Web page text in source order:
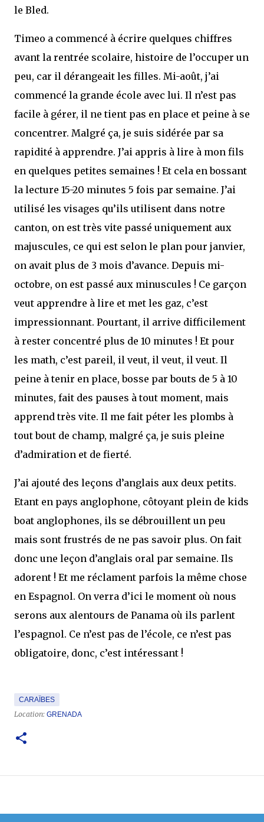
le Bled.
Timeo a commencé à écrire quelques chiffres
avant la rentrée scolaire, histoire de l’occuper un
peu, car il dérangeait les filles. Mi-août, j’ai
commencé la grande école avec lui. Il n’est pas
facile à gérer, il ne tient pas en place et peine à se
concentrer. Malgré ça, je suis sidérée par sa
rapidité à apprendre. J’ai appris à lire à mon fils
en quelques petites semaines ! Et cela en bossant
la lecture 15-20 minutes 5 fois par semaine. J’ai
utilisé les visages qu’ils utilisent dans notre
canton, on est très vite passé uniquement aux
majuscules, ce qui est selon le plan pour janvier,
on avait plus de 3 mois d’avance. Depuis mi-
octobre, on est passé aux minuscules ! Ce garçon
veut apprendre à lire et met les gaz, c’est
impressionnant. Pourtant, il arrive difficilement
à rester concentré plus de 10 minutes ! Et pour
les math, c’est pareil, il veut, il veut, il veut. Il
peine à tenir en place, bosse par bouts de 5 à 10
minutes, fait des pauses à tout moment, mais
apprend très vite. Il me fait péter les plombs à
tout bout de champ, malgré ça, je suis pleine
d’admiration et de fierté.
J’ai ajouté des leçons d’anglais aux deux petits.
Etant en pays anglophone, côtoyant plein de kids
boat anglophones, ils se débrouillent un peu
mais sont frustrés de ne pas savoir plus. On fait
donc une leçon d’anglais oral par semaine. Ils
adorent ! Et me réclament parfois la même chose
en Espagnol. On verra d’ici le moment où nous
serons aux alentours de Panama où ils parlent
l’espagnol. Ce n’est pas de l’école, ce n’est pas
obligatoire, donc, c’est intéressant !
CARAÏBES
Location: GRENADA